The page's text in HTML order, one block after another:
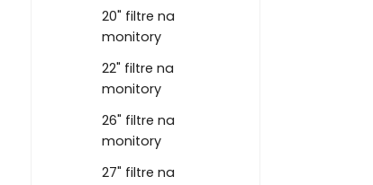
20" filtre na
monitory
22" filtre na
monitory
26" filtre na
monitory
27" filtre na